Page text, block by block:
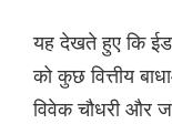
यह देखते हुए कि
को कुछ वित्तीय
विवेक चौधरी और